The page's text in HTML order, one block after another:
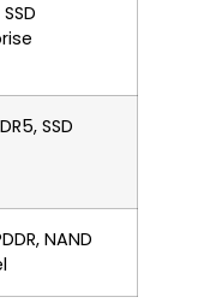
SSD
NAND